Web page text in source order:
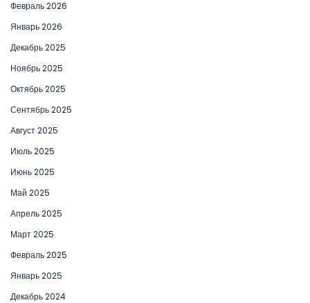
Февраль 2026
Январь 2026
Декабрь 2025
Ноябрь 2025
Октябрь 2025
Сентябрь 2025
Август 2025
Июль 2025
Июнь 2025
Май 2025
Апрель 2025
Март 2025
Февраль 2025
Январь 2025
Декабрь 2024